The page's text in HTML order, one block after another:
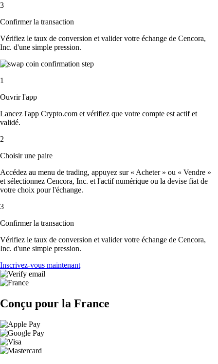
3
Confirmer la transaction
Vérifiez le taux de conversion et valider votre échange de Cencora,
Inc. d'une simple pression.
1
Ouvrir l'app
Lancez l'app Crypto.com et vérifiez que votre compte est actif et
validé.
2
Choisir une paire
Accédez au menu de trading, appuyez sur « Acheter » ou « Vendre »
et sélectionnez Cencora, Inc. et l'actif numérique ou la devise fiat de
votre choix pour l'échange.
3
Confirmer la transaction
Vérifiez le taux de conversion et valider votre échange de Cencora,
Inc. d'une simple pression.
Inscrivez-vous maintenant
Conçu pour la France